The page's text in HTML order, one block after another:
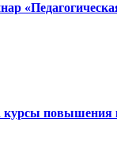
повышения